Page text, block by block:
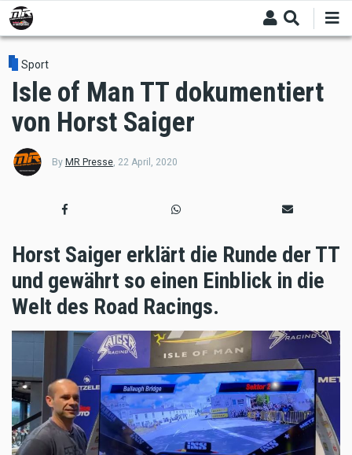
Skip
to
main
content
Sport
Isle of Man TT dokumentiert
von Horst Saiger
By MR Presse, 22 April, 2020
Horst Saiger erklärt die Runde der TT
und gewährt so einen Einblick in die
Welt des Road Racings.